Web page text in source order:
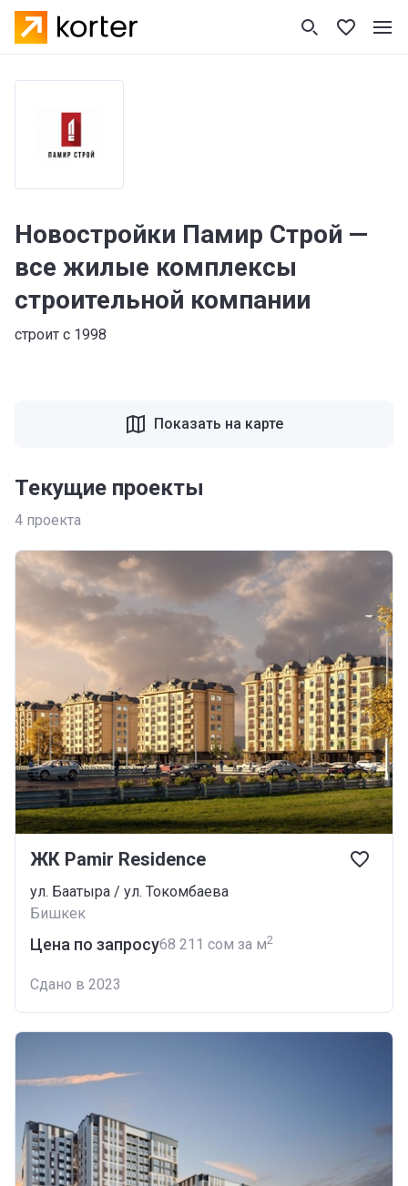
Новостройки Памир Строй —
все жилые комплексы
строительной компании
строит с 1998
Текущие проекты
4 проекта
Показать на карте
ЖК Pamir Residence
ул. Баатыра / ул. Токомбаева
Бишкек
Цена по запросу‍68 211 сом за м2
Сдано в 2023